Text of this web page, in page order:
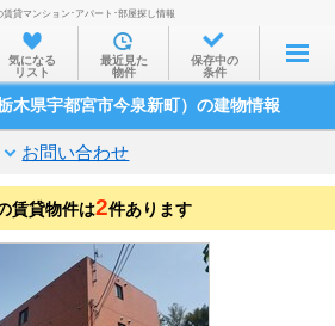
お部屋を探す
沿線・駅から
家賃相場から
通勤通学時間から
物件特集から
不動産会社から
貸マンション･アパート･部屋探し情報
気になる
リスト
最近見た
物件
保存中の
条件
木県宇都宮市今泉新町）の建物情報
お問い合わせ
賃貸物件は2件あります